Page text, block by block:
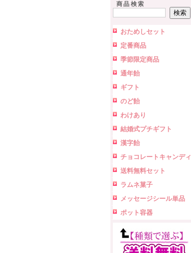
商品検索
おためしセット
定番商品
季節限定商品
通年飴
ギフト
のど飴
わけあり
結婚式プチギフト
漢字飴
チョコレートキャンディ
送料無料セット
ラムネ菓子
メッセージシール単品
ポット容器